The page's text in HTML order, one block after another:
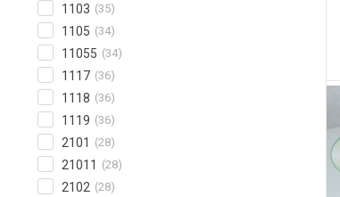
1103 (35)
1105 (34)
11055 (34)
1117 (36)
1118 (36)
1119 (36)
2101 (28)
21011 (28)
2102 (28)